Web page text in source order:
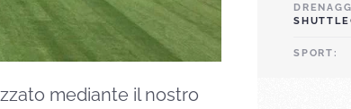
mediante il nostro
SPORT: